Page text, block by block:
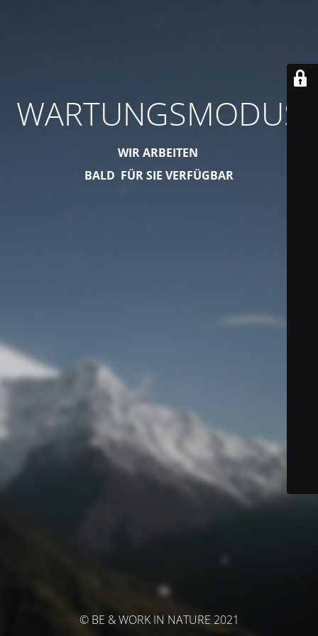
WARTUNGSMODUS
WIR ARBEITEN
BALD FÜR SIE VERFÜGBAR
© BE & WORK IN NATURE 2021